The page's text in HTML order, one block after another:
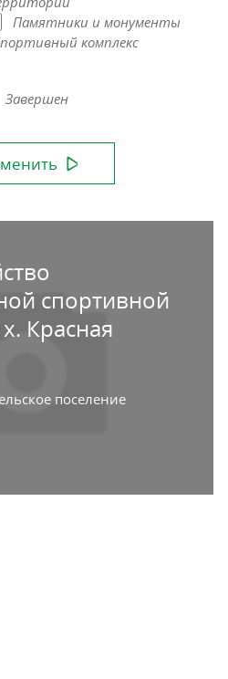
Памятники и монументы
комплекс
Завершен
спортивной
Красная
поселение